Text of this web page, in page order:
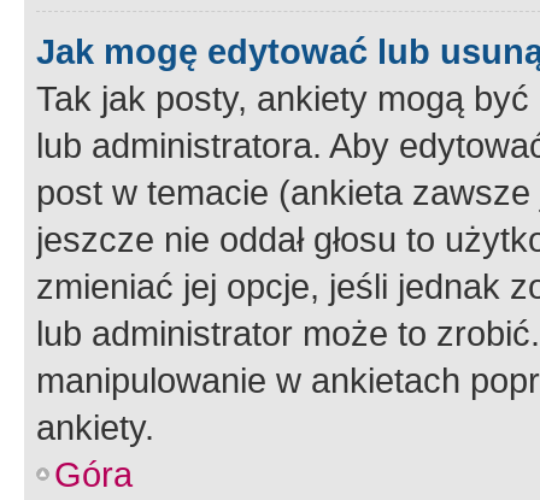
Jak mogę edytować lub
Tak jak posty, ankiety mogą
lub administratora. Aby
post w temacie (ankieta
jeszcze nie oddał głosu to
zmieniać jej opcje, jeśli jednak
lub administrator może to
manipulowanie w ankietach
ankiety.
Góra